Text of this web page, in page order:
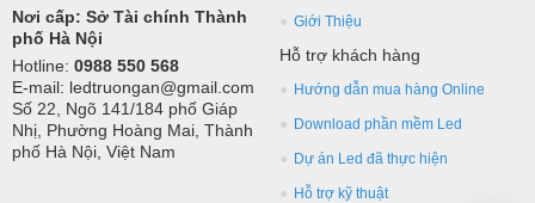
Nơi cấp: Sở Tài chính Thành
phố Hà Nội
Hotline: 0988 550 568
E-mail: ledtruongan@gmail.com
Số 22, Ngõ 141/184 phố Giáp
Nhị, Phường Hoàng Mai, Thành
phố Hà Nội, Việt Nam
Giới Thiệu
Hỗ trợ khách hàng
Hướng dẫn mua hàng Online
Download phần mềm Led
Dự án Led đã thực hiện
Hỗ trợ kỹ thuật